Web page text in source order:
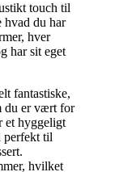
touch til
hvad du har
hver
har sit eget
fantastiske,
du er vært for
et hyggeligt
perfekt til
hvilket